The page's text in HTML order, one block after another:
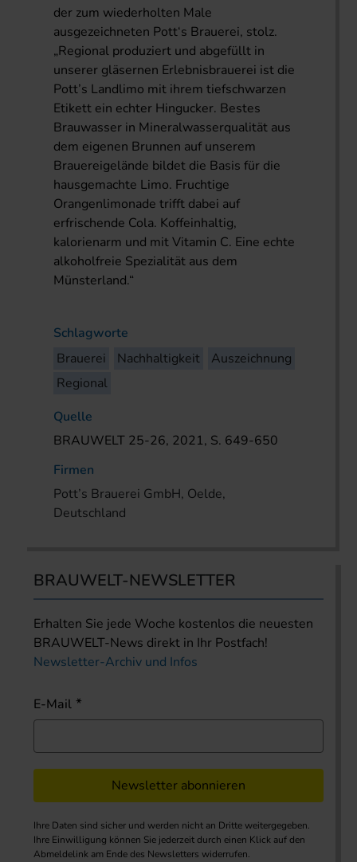
der zum wiederholten Male
ausgezeichneten Pott‘s Brauerei, stolz.
„Regional produziert und abgefüllt in
unserer gläsernen Erlebnisbrauerei ist die
Pott’s Landlimo mit ihrem tiefschwarzen
Etikett ein echter Hingucker. Bestes
Brauwasser in Mineralwasserqualität aus
dem eigenen Brunnen auf unserem
Brauereigelände bildet die Basis für die
hausgemachte Limo. Fruchtige
Orangenlimonade trifft dabei auf
erfrischende Cola. Koffeinhaltig,
kalorienarm und mit Vitamin C. Eine echte
alkoholfreie Spezialität aus dem
Münsterland.“
Schlagworte
Brauerei
Nachhaltigkeit
Auszeichnung
Regional
Quelle
BRAUWELT 25-26, 2021, S. 649-650
Firmen
Pott’s Brauerei GmbH, Oelde,
Deutschland
BRAUWELT-NEWSLETTER
Erhalten Sie jede Woche kostenlos die neuesten
BRAUWELT-News direkt in Ihr Postfach!
Newsletter-Archiv und Infos
E-Mail
Newsletter abonnieren
Ihre Daten sind sicher und werden nicht an Dritte weitergegeben.
Ihre Einwilligung können Sie jederzeit durch einen Klick auf den
Abmeldelink am Ende des Newsletters widerrufen.